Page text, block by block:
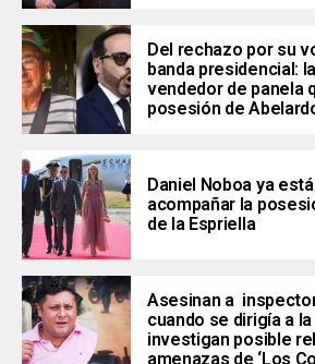
Del rechazo por su
banda presidencial:
vendedor de panela
posesión de
Daniel Noboa ya
acompañar la
de la Espriella
Asesinan a
cuando se dirigía a
investigan posible
amenazas de ‘Los